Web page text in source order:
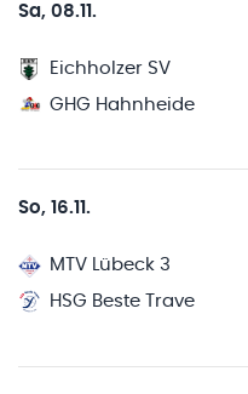
Sa, 08.11.
Eichholzer SV
GHG Hahnheide
So, 16.11.
MTV Lübeck 3
HSG Beste Trave